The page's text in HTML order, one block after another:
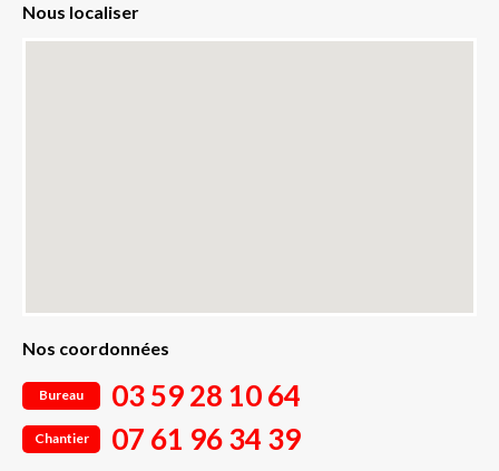
Nous localiser
Nos coordonnées
Bureau 03 59 28 10 64
Chantier 07 61 96 34 39